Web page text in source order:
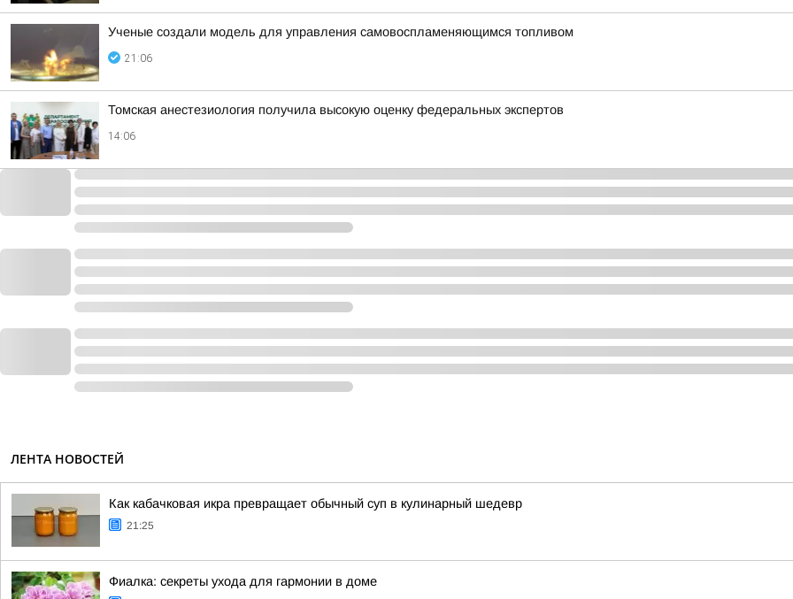
Ученые создали модель для управления самовоспламеняющимся топливом
21:06
Томская анестезиология получила высокую оценку федеральных экспертов
14:06
ЛЕНТА НОВОСТЕЙ
Как кабачковая икра превращает обычный суп в кулинарный шедевр
21:25
Фиалка: секреты ухода для гармонии в доме